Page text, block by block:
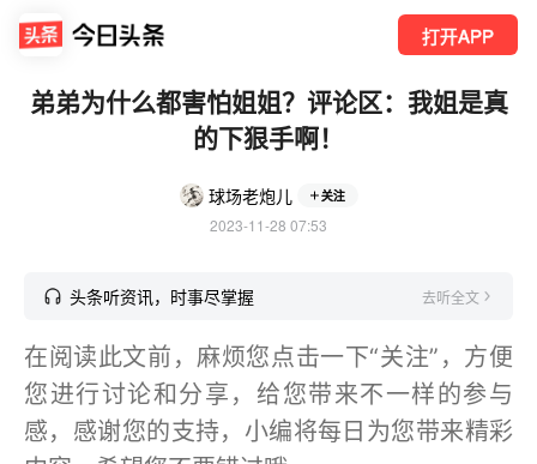
打开APP
弟弟为什么都害怕姐姐？评论区：我姐是真
的下狠手啊！
球场老炮儿 关注
2023-11-28 07:53
头条听资讯，时事尽掌握 去听全文
在阅读此文前，麻烦您点击一下“关注”，方便
您进行讨论和分享，给您带来不一样的参与
感，感谢您的支持，小编将每日为您带来精彩